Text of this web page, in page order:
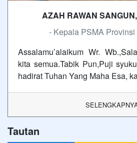
AZAH RAWAN
- Kepala PSMA
Assalamu’alaikum Wr.
kita semua.Tabik Pun,Puji
hadirat Tuhan Yang Maha Esa,
Tautan